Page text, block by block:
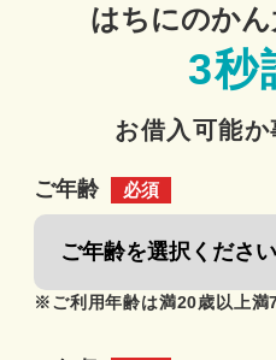
はちにのか
3秒
お借入可能か
ご年齢 必須
※ご利用年齢は満20歳以上満